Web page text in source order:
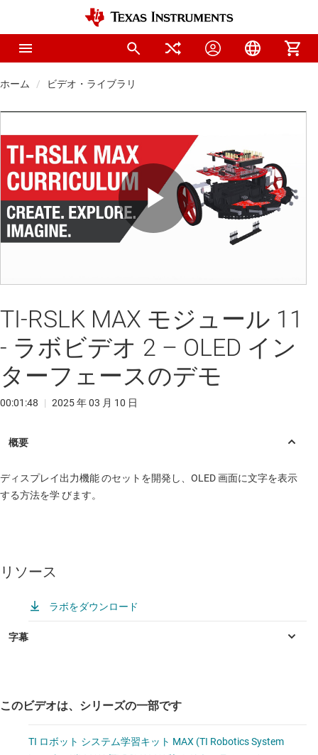
ホーム ビデオ・ライブラリ
Play
Video
TI-RSLK MAX モジュール 11
- ラボビデオ 2 – OLED イン
ターフェースのデモ
00:01:48 | 2025 年 03 月 10 日
ディスプレイ出力機能 のセットを開発し、OLED 画面に文字を表示
する方法を学 びます。
リソース
ラボをダウンロード
このビデオは、シリーズの一部です
TI ロボット システム学習キット MAX (TI Robotics System